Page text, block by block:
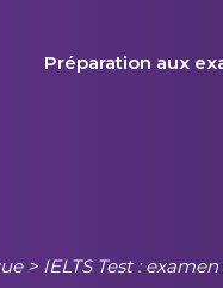
Préparation aux
> IELTS Test : examen